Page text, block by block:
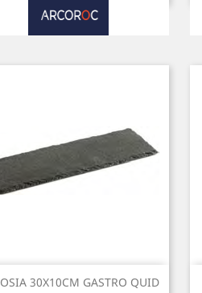
30X10CM GASTRO QUID
Vista rápida